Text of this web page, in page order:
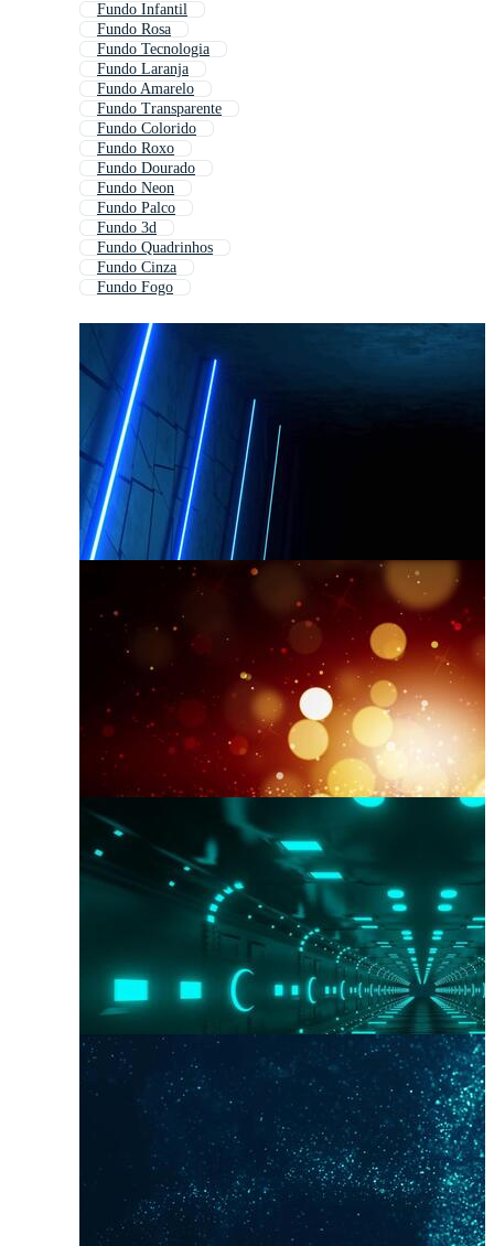
Fundo Infantil
Fundo Rosa
Fundo Tecnologia
Fundo Laranja
Fundo Amarelo
Fundo Transparente
Fundo Colorido
Fundo Roxo
Fundo Dourado
Fundo Neon
Fundo Palco
Fundo 3d
Fundo Quadrinhos
Fundo Cinza
Fundo Fogo